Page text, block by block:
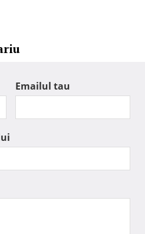
Emailul tau